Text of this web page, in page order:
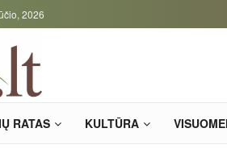
2026
RATAS KULTŪRA